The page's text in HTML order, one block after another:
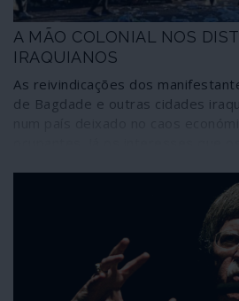
A MÃO COLONIAL NOS
IRAQUIANOS
As reivindicações dos
de Bagdade e outras cidades
mesmos que querem montar uma
“Primavera árabe”, desta feita
Iraque em mais uma frente da
Unidos contra o Irão.